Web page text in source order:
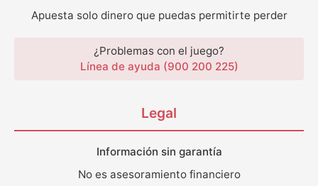
Apuesta solo dinero que puedas permitirte perder
¿Problemas con el juego?
Línea de ayuda (900 200 225)
Legal
Información sin garantía
No es asesoramiento financiero